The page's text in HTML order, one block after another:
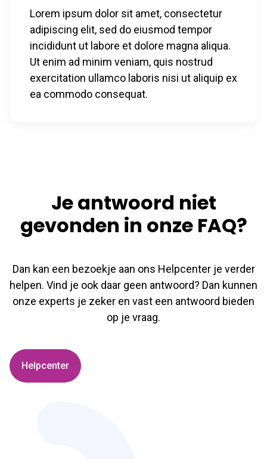
Lorem ipsum dolor sit amet, consectetur
adipiscing elit, sed do eiusmod tempor
incididunt ut labore et dolore magna aliqua.
Ut enim ad minim veniam, quis nostrud
exercitation ullamco laboris nisi ut aliquip ex
ea commodo consequat.
Je antwoord niet
gevonden in onze FAQ?
Dan kan een bezoekje aan ons Helpcenter je verder
helpen. Vind je ook daar geen antwoord? Dan kunnen
onze experts je zeker en vast een antwoord bieden
op je vraag.
Helpcenter